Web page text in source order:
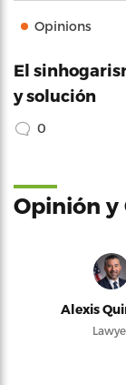
Opinions
El
y solución
0
Opinión y
Alexis